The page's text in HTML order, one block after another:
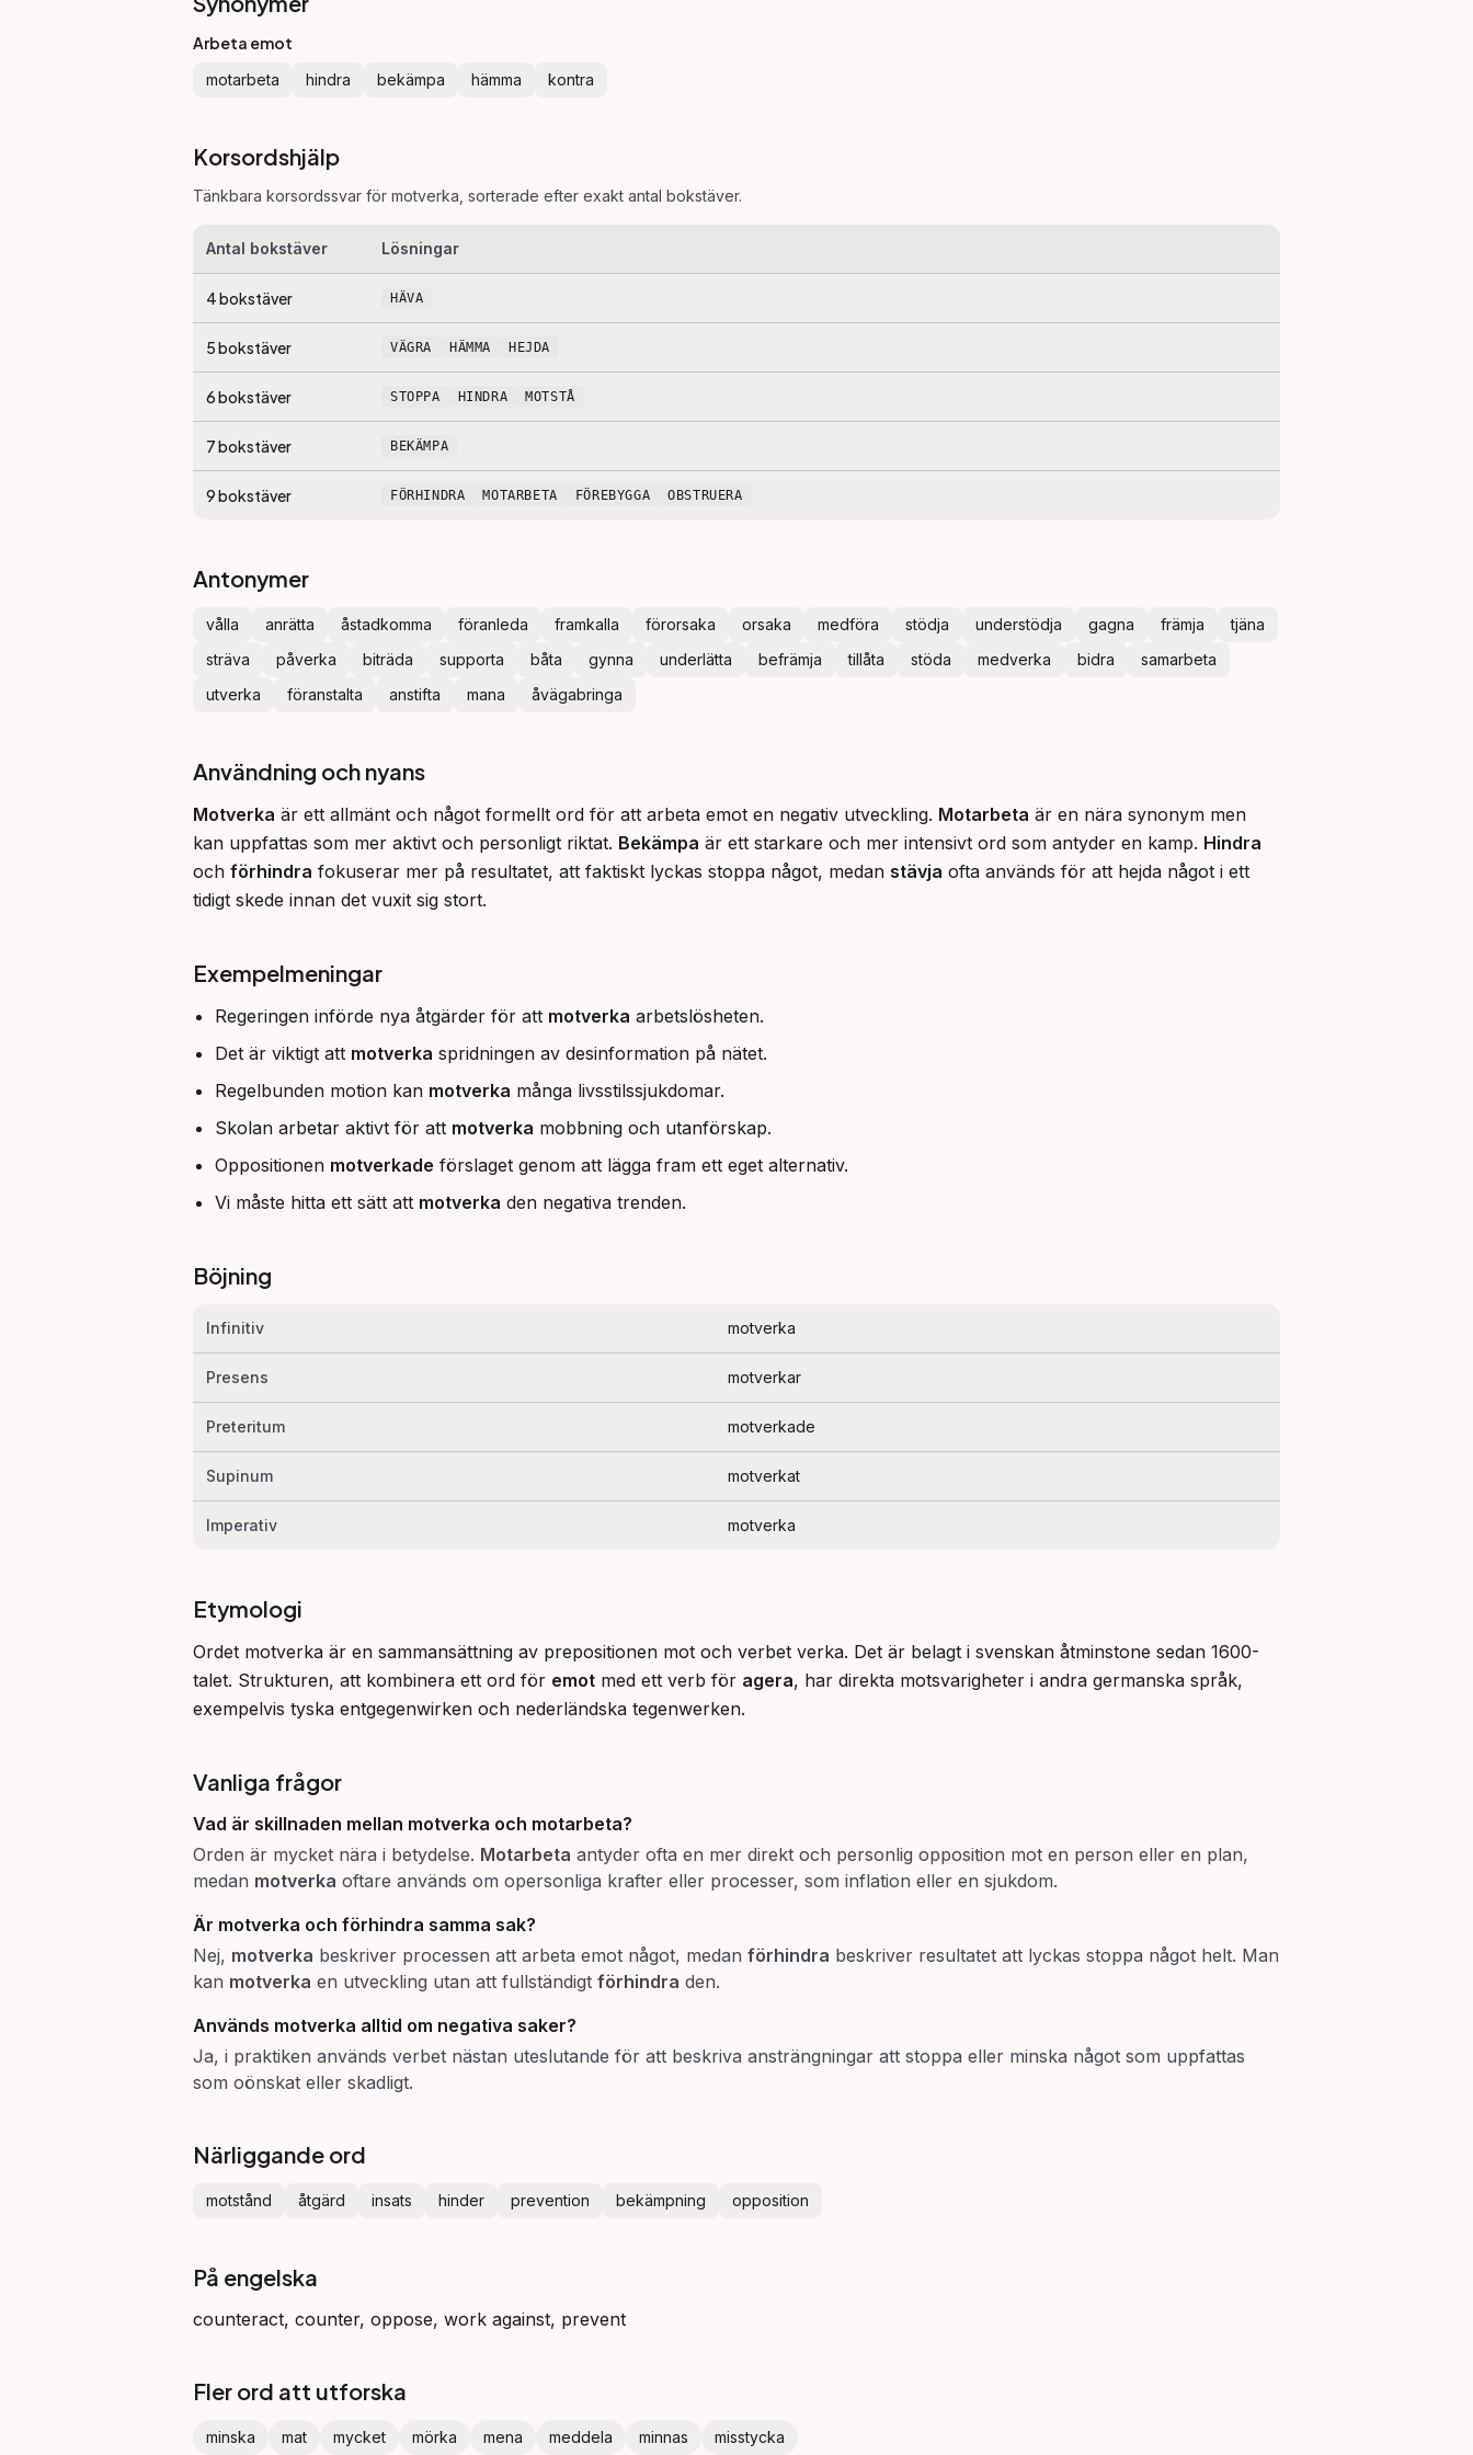
Arbeta emot
motarbeta hindra bekämpa hämma kontra
Korsordshjälp
Tänkbara korsordssvar för motverka , sorterade efter exakt antal bokstäver.
Antal bokstäver Lösningar
4bokstäver HÄVA
5bokstäver VÄGRA HÄMMA HEJDA
6bokstäver STOPPA HINDRA MOTSTÅ
7bokstäver BEKÄMPA
9bokstäver FÖRHINDRA MOTARBETA FÖREBYGGA OBSTRUERA
Antonymer
vålla anrätta åstadkomma föranleda framkalla förorsaka orsaka medföra stödja understödja gagna främja
tjäna
sträva
påverka biträda supporta båta gynna underlätta befrämja tillåta stöda medverka bidra
samarbeta
utverka
föranstalta anstifta mana åvägabringa
Användning och nyans
Motverka är ett allmänt och något formellt ord för att arbeta emot en negativ utveckling. Motarbeta är en nära synonym men
kan uppfattas som mer aktivt och personligt riktat. Bekämpa är ett starkare och mer intensivt ord som antyder en kamp. Hindra
och förhindra fokuserar mer på resultatet, att faktiskt lyckas stoppa något, medan stävja ofta används för att hejda något i ett
tidigt skede innan det vuxit sig stort.
Exempelmeningar
Regeringen införde nya åtgärder för att motverka arbetslösheten.
Det är viktigt att motverka spridningen av desinformation på nätet.
Regelbunden motion kan motverka många livsstilssjukdomar.
Skolan arbetar aktivt för att motverka mobbning och utanförskap.
Oppositionen motverkade förslaget genom att lägga fram ett eget alternativ.
Vi måste hitta ett sätt att motverka den negativa trenden.
Böjning
Infinitiv motverka
Presens motverkar
Preteritum motverkade
Supinum motverkat
Imperativ motverka
Etymologi
Ordet motverka är en sammansättning av prepositionen mot och verbet verka. Det är belagt i svenskan åtminstone sedan 1600-
talet. Strukturen, att kombinera ett ord för emot med ett verb för agera, har direkta motsvarigheter i andra germanska språk,
exempelvis tyska entgegenwirken och nederländska tegenwerken.
Vanliga frågor
Vad är skillnaden mellan motverka och motarbeta?
Orden är mycket nära i betydelse. Motarbeta antyder ofta en mer direkt och personlig opposition mot en person eller en plan,
medan motverka oftare används om opersonliga krafter eller processer, som inflation eller en sjukdom.
Är motverka och förhindra samma sak?
Nej, motverka beskriver processen att arbeta emot något, medan förhindra beskriver resultatet att lyckas stoppa något helt. Man
kan motverka en utveckling utan att fullständigt förhindra den.
Används motverka alltid om negativa saker?
Ja, i praktiken används verbet nästan uteslutande för att beskriva ansträngningar att stoppa eller minska något som uppfattas
som oönskat eller skadligt.
Närliggande ord
motstånd åtgärd insats hinder prevention bekämpning opposition
På engelska
counteract, counter, oppose, work against, prevent
Fler ord att utforska
minska mat mycket mörka mena meddela minnas misstycka